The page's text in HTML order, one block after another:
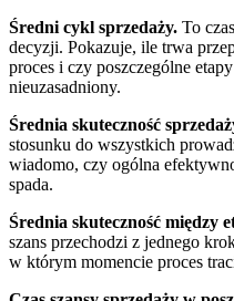
Średni cykl sprzedaży. To
decyzji. Pokazuje, ile trwa
proces i czy poszczególne
nieuzasadniony.
Średnia skuteczność
stosunku do wszystkich
wiadomo, czy ogólna
spada.
Średnia skuteczność między
szans przechodzi z jednego
w którym momencie proces